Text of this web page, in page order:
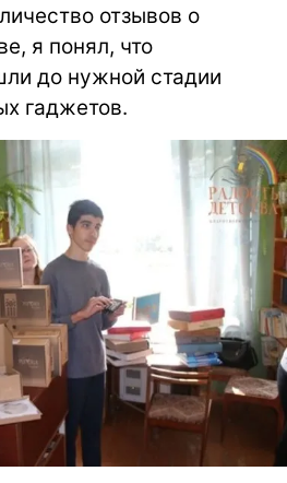
отзывов о
я понял, что
до нужной стадии
гаджетов.